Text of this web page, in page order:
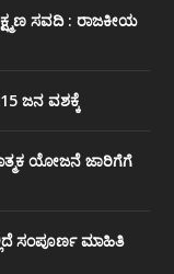
ಸವದಿ : ರಾಜಕೀಯ
ಜನ ವಶಕ್ಕೆ
ಯೋಜನೆ ಜಾರಿಗೆಗೆ
ಸಂಪೂರ್ಣ ಮಾಹಿತಿ